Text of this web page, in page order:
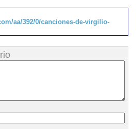
aa/392/0/canciones-de-virgilio-